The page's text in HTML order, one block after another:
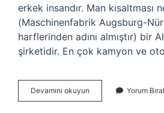
erkek insandır. Man kısaltması
(Maschinenfabrik Augsburg-
harflerinden adını almıştır) bir
şirketidir. En çok kamyon ve
Devamını okuyun
Ne
Yorum